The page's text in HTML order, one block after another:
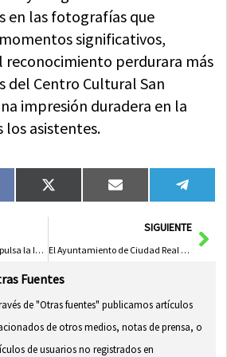
en las fotografías que
significativos,
reconocimiento perdurara más
del Centro Cultural San
impresión duradera en la
los asistentes.
Compartir
en
X
(Twitter)
Compartir
en
Email
en
El Gobierno Regional Impulsa la Innovación en la Formación Profesional en Castilla-La Mancha
SIGUIENTE
El Ayuntamiento de Ciudad Real Celebra la Magia de la Navidad en Familia
Fuentes
de "Otras fuentes" publicamos artículos
de otros medios, notas de prensa, o
de usuarios no registrados en